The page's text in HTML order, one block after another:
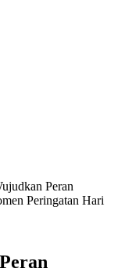
Peran
Peringatan Hari